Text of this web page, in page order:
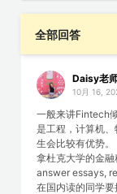
全部回答
Daisy老
10月 16,
一般来讲Fintech
是工程，计算机
生会比较有优势。
拿杜克大学的金
answer essays,
在国内读的同学要